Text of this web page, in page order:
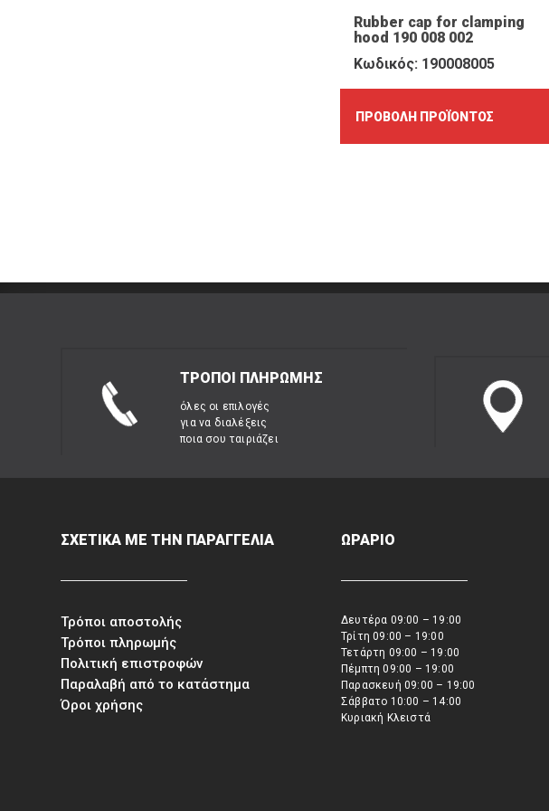
Rubber cap for clamping
hood 190 008 002
Κωδικός: 190008005
ΠΡΟΒΟΛΉ ΠΡΟΪΌΝΤΟΣ
ΤΡΟΠΟΙ ΠΛΗΡΩΜΗΣ
όλες οι επιλογές
για να διαλέξεις
ποια σου ταιριάζει
ΣΧΕΤΙΚΑ ΜΕ ΤΗΝ ΠΑΡΑΓΓΕΛΙΑ
Τρόποι αποστολής
Τρόποι πληρωμής
Πολιτική επιστροφών
Παραλαβή από το κατάστημα
Όροι χρήσης
ΩΡΑΡΙΟ
Δευτέρα 09:00 – 19:00
Τρίτη 09:00 – 19:00
Τετάρτη 09:00 – 19:00
Πέμπτη 09:00 – 19:00
Παρασκευή 09:00 – 19:00
Σάββατο 10:00 – 14:00
Κυριακή Κλειστά